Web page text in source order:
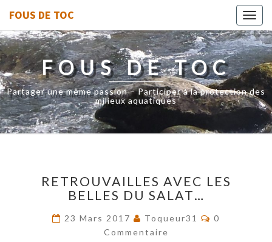
FOUS DE TOC
FOUS DE TOC
Partager une même passion – Participer à la protection des
milieux aquatiques
AVEC
LES
DU
SALAT…
RETROUVAILLES AVEC LES
BELLES DU SALAT…
23 Mars 2017 Toqueur31
0
Commentaire